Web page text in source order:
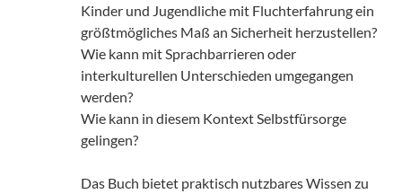
Kinder und Jugendliche mit Fluchterfahrung ein
größtmögliches Maß an Sicherheit herzustellen?
Wie kann mit Sprachbarrieren oder
interkulturellen Unterschieden umgegangen
werden?
Wie kann in diesem Kontext Selbstfürsorge
gelingen?
Das Buch bietet praktisch nutzbares Wissen zu